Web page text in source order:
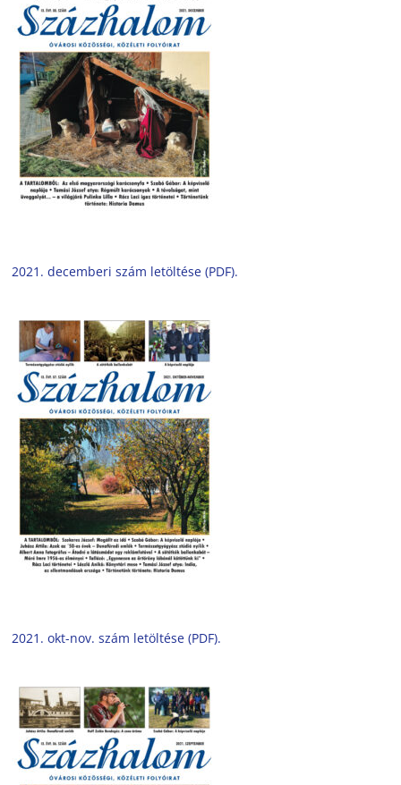
2021. decemberi szám letöltése (PDF).
2021. okt-nov. szám letöltése (PDF).